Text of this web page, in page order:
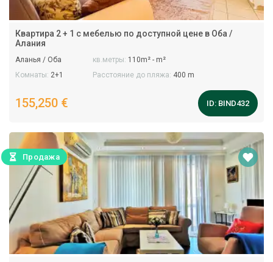
Квартира 2 + 1 с мебелью по доступной цене в Оба /
Алания
Аланья / Оба кв.метры: 110m² - m²
Комнаты: 2+1 Расстояние до пляжа: 400 m
155,250 € ID: BIND432
Продажа